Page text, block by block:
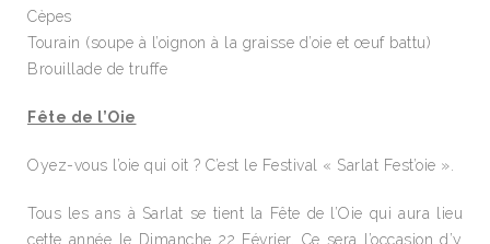
Cèpes
Tourain (soupe à l’oignon à la graisse d’oie et œuf battu)
Brouillade de truffe
Fête de l’Oie
Oyez-vous l’oie qui oit ? C’est le Festival « Sarlat Fest’oie ».
Tous les ans à Sarlat se tient la Fête de l’Oie qui aura lieu
cette année le Dimanche 22 Février. Ce sera l’occasion d’y